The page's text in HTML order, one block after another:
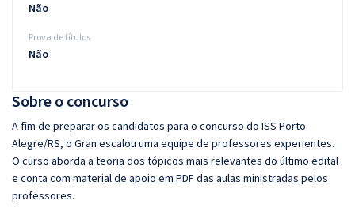
Sobre o concurso
A fim de preparar os candidatos para o concurso do ISS Porto
Alegre/RS, o Gran escalou uma equipe de professores experientes.
O curso aborda a teoria dos tópicos mais relevantes do último edital
e conta com material de apoio em PDF das aulas ministradas pelos
professores.
Não
Prova de títulos
Não